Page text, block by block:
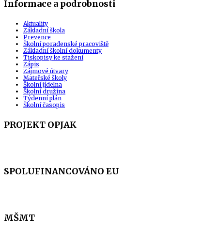
Informace a podrobnosti
Aktuality
Základní škola
Prevence
Školní poradenské pracoviště
Základní školní dokumenty
Tiskopisy ke stažení
Zápis
Zájmové útvary
Mateřské školy
Školní jídelna
Školní družina
Týdenní plán
Školní časopis
PROJEKT OPJAK
SPOLUFINANCOVÁNO EU
MŠMT